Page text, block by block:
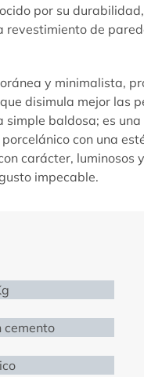
por su
de
y minimalista,
disimula mejor
simple baldosa; es
con una
carácter,
impecable.
cemento